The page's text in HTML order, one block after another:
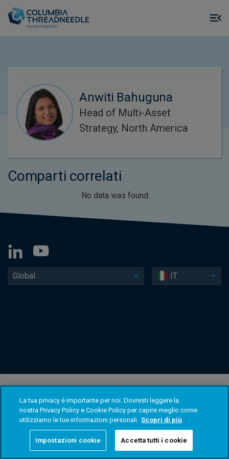
Anwiti Bahuguna
Head of Multi-Asset
Strategy, North America
Comparti correlati
No data was found
Global IT
La tua privacy è importante per noi. Dovresti leggere la
nostra Privacy Policy e Cookie Policy per capire meglio come
utilizziamo le tue informazioni personali. Scopri di più
Impostazioni cookie Accetta tutti i cookie